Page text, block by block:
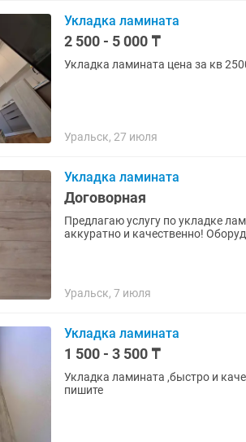
Укладка ламината
2 500 - 5 000 ₸
Укладка ламината цена за кв
Уральск, 27 июля
Укладка ламината
Договорная
Предлагаю услугу по укладке
аккуратно и качественно!
Уральск, 7 июля
Укладка ламината
1 500 - 3 500 ₸
Укладка ламината ,быстро и
пишите